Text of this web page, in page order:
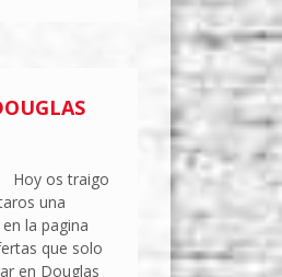
Hoy os traigo
una
la pagina
que solo
en Douglas